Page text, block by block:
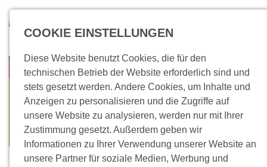
Direkt zum Inhalt
COOKIE EINSTELLUNGEN
Diese Website benutzt Cookies, die für den
technischen Betrieb der Website erforderlich sind und
stets gesetzt werden. Andere Cookies, um Inhalte und
Anzeigen zu personalisieren und die Zugriffe auf
unsere Website zu analysieren, werden nur mit Ihrer
Zustimmung gesetzt. Außerdem geben wir
Informationen zu Ihrer Verwendung unserer Website an
unsere Partner für soziale Medien, Werbung und